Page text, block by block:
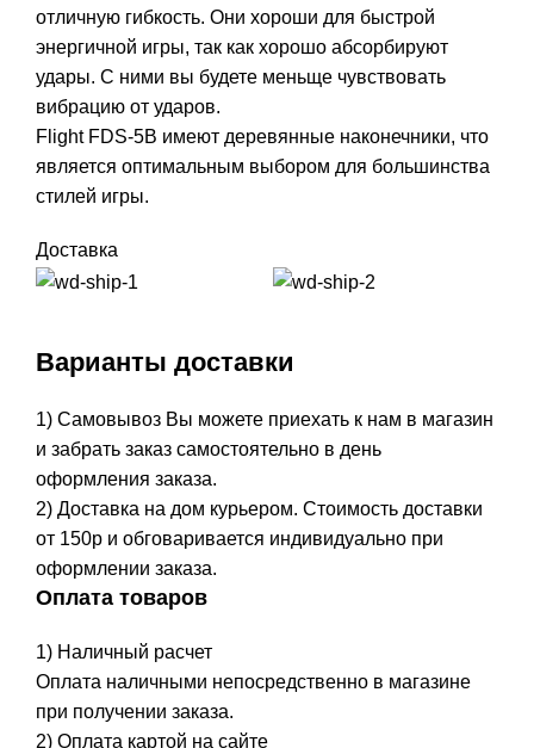
отличную гибкость. Они хороши для быстрой
энергичной игры, так как хорошо абсорбируют
удары. С ними вы будете меньще чувствовать
вибрацию от ударов.
Flight FDS-5B имеют деревянные наконечники, что
является оптимальным выбором для большинства
стилей игры.
Доставка
Варианты доставки
1) Самовывоз Вы можете приехать к нам в магазин
и забрать заказ самостоятельно в день
оформления заказа.
2) Доставка на дом курьером. Стоимость доставки
от 150р и обговаривается индивидуально при
оформлении заказа.
Оплата товаров
1) Наличный расчет
Оплата наличными непосредственно в магазине
при получении заказа.
2) Оплата картой на сайте